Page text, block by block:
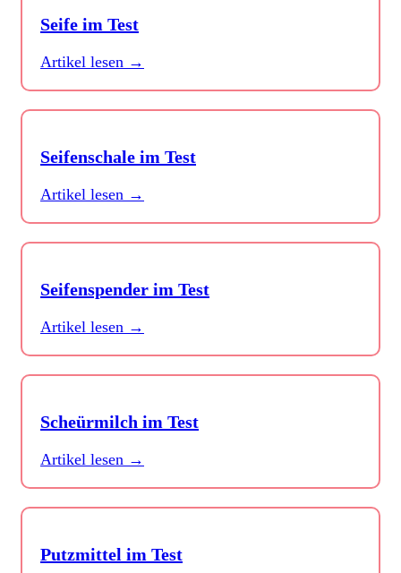
Seife im Test
Artikel lesen →
Seifenschale im Test
Artikel lesen →
Seifenspender im Test
Artikel lesen →
Scheürmilch im Test
Artikel lesen →
Putzmittel im Test